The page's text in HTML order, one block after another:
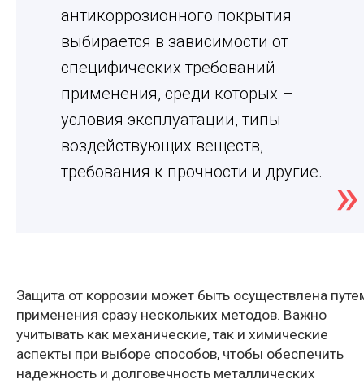
антикоррозионного покрытия
выбирается в зависимости от
специфических требований
применения, среди которых –
условия эксплуатации, типы
воздействующих веществ,
требования к прочности и другие.
Защита от коррозии может быть осуществлена
применения сразу нескольких методов. Важно
учитывать как механические, так и химические
аспекты при выборе способов, чтобы обеспечить
надежность и долговечность металлических